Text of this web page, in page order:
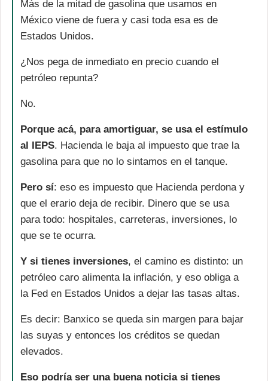
Más de la mitad de gasolina que usamos en
México viene de fuera y casi toda esa es de
Estados Unidos.
¿Nos pega de inmediato en precio cuando el
petróleo repunta?
No.
Porque acá, para amortiguar, se usa el estímulo
al IEPS. Hacienda le baja al impuesto que trae la
gasolina para que no lo sintamos en el tanque.
Pero sí: eso es impuesto que Hacienda perdona y
que el erario deja de recibir. Dinero que se usa
para todo: hospitales, carreteras, inversiones, lo
que se te ocurra.
Y si tienes inversiones, el camino es distinto: un
petróleo caro alimenta la inflación, y eso obliga a
la Fed en Estados Unidos a dejar las tasas altas.
Es decir: Banxico se queda sin margen para bajar
las suyas y entonces los créditos se quedan
elevados.
Eso podría ser una buena noticia si tienes